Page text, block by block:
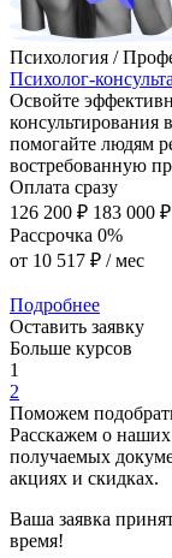
Психология /
Психолог-
Освойте
консультирования
помогайте людям
востребованную
Оплата сразу
126 200 ₽ 183 000 ₽
Рассрочка 0%
от 10 517 ₽ / мес
Подробнее
Оставить заявку
Больше курсов
1
2
Поможем
Расскажем о
получаемых
акциях и скидках.
Ваша заявка
время!